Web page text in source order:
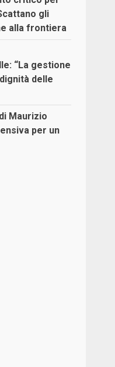
gli
alla frontiera
“La gestione
delle
Maurizio
per un